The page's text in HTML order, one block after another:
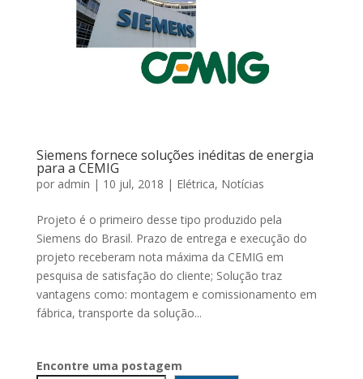
Siemens fornece soluções inéditas de energia
para a CEMIG
por admin | 10 jul, 2018 | Elétrica, Notícias
Projeto é o primeiro desse tipo produzido pela
Siemens do Brasil. Prazo de entrega e execução do
projeto receberam nota máxima da CEMIG em
pesquisa de satisfação do cliente; Solução traz
vantagens como: montagem e comissionamento em
fábrica, transporte da solução...
Encontre uma postagem